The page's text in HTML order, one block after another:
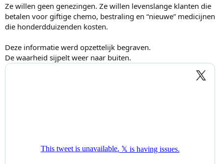
Ze willen geen genezingen. Ze willen levenslange klanten die
betalen voor giftige chemo, bestraling en “nieuwe” medicijnen
die honderdduizenden kosten.
Deze informatie werd opzettelijk begraven.
De waarheid sijpelt weer naar buiten.